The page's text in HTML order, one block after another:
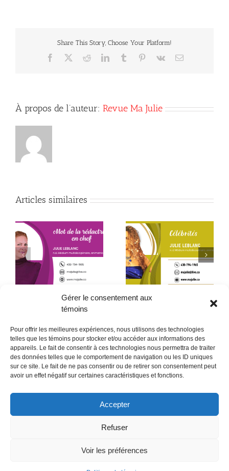
Gérer le consentement aux
témoins
Pour offrir les meilleures expériences, nous utilisons des technologies
telles que les témoins pour stocker et/ou accéder aux informations des
appareils. Le fait de consentir à ces technologies nous permettra de traiter
des données telles que le comportement de navigation ou les ID uniques
sur ce site. Le fait de ne pas consentir ou de retirer son consentement peut
avoir un effet négatif sur certaines caractéristiques et fonctions.
Accepter
Refuser
Voir les préférences
Share This Story, Choose Your Platform!
Facebook RedditLinkedInTumblr Pinterest
Vk Courriel
À propos de l’auteur: Revue Ma Julie
Articles similaires
Début de la quatrième
année
Le père que mon âme
a choisi – 2ᵉ partie
POLITIQUE CONFIDENTIALITÉES
Politique de témoins (CA)